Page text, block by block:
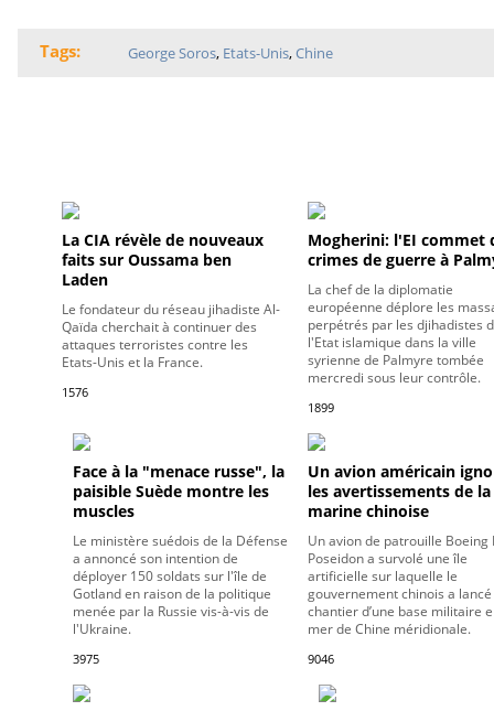
Tags: George Soros, Etats-Unis,Chine
La CIA révèle de nouveaux
faits sur Oussama ben
Laden
Le fondateur du réseau jihadiste Al-
Qaïda cherchait à continuer des
attaques terroristes contre les
Etats-Unis et la France.
1576
Mogherini: l'EI commet
crimes de guerre à
La chef de la diplomatie
européenne déplore les
perpétrés par les djihadistes
l'Etat islamique dans la ville
syrienne de Palmyre tombée
mercredi sous leur contrôle.
1899
Face à la "menace russe", la
paisible Suède montre les
muscles
Le ministère suédois de la Défense
a annoncé son intention de
déployer 150 soldats sur l'île de
Gotland en raison de la politique
menée par la Russie vis-à-vis de
l'Ukraine.
3975
Un avion américain
les avertissements de la
marine chinoise
Un avion de patrouille Boeing
Poseidon a survolé une île
artificielle sur laquelle le
gouvernement chinois a
chantier d’une base militaire
mer de Chine méridionale.
9046